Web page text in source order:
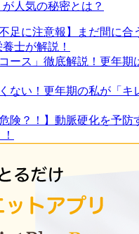
人気の秘密とは？
足に注意報】まだ間に
士が解説！
ース」徹底解説！更年期
ない！更年期の私が「キ
険？！】動脈硬化を予防